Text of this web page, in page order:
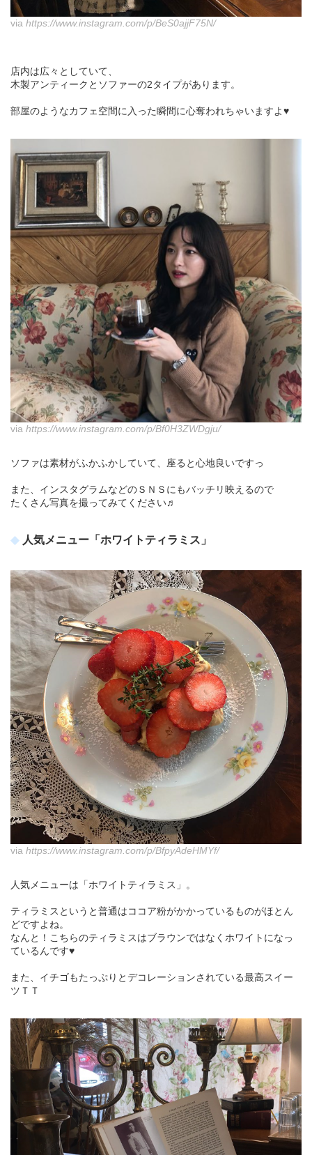
via https://www.instagram.com/p/BeS0ajjF75N/
店内は広々としていて、
木製アンティークとソファーの2タイプがあります。
部屋のようなカフェ空間に入った瞬間に心奪われちゃいますよ♥
via https://www.instagram.com/p/Bf0H3ZWDgju/
ソファは素材がふかふかしていて、座ると心地良いですっ
また、インスタグラムなどのＳＮＳにもバッチリ映えるので
たくさん写真を撮ってみてください♬
人気メニュー「ホワイトティラミス」
via https://www.instagram.com/p/BfpyAdeHMYf/
人気メニューは「ホワイトティラミス」。
ティラミスというと普通はココア粉がかかっているものがほとん
どですよね。
なんと！こちらのティラミスはブラウンではなくホワイトになっ
ているんです♥
また、イチゴもたっぷりとデコレーションされている最高スイー
ツＴＴ